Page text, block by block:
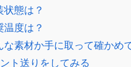
状態は？
温度は？
な素材か手に取って確かめ
ト送りをしてみる